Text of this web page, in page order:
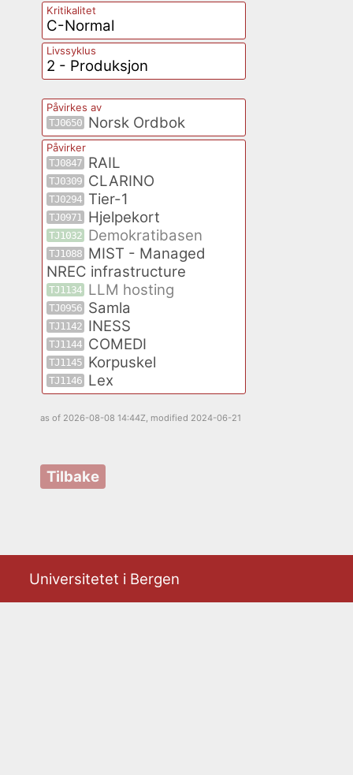
Kritikalitet
C-Normal
Livssyklus
2 - Produksjon
Påvirkes av
TJ0650 Norsk Ordbok
Påvirker
TJ0847 RAIL
TJ0309 CLARINO
TJ0294 Tier-1
TJ0971 Hjelpekort
TJ1032 Demokratibasen
TJ1088
MIST - Managed
NREC infrastructure
TJ1134 LLM hosting
TJ0956 Samla
TJ1142 INESS
TJ1144 COMEDI
TJ1145 Korpuskel
TJ1146 Lex
as of 2026-08-08 14:44Z , modified 2024-06-21
Tilbake
Universitetet i Bergen